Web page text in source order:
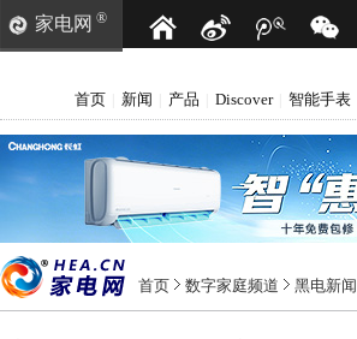
家电网 ®
首页 新闻 产品 Discover 智能手表
首页 数字家庭频道 黑电新闻